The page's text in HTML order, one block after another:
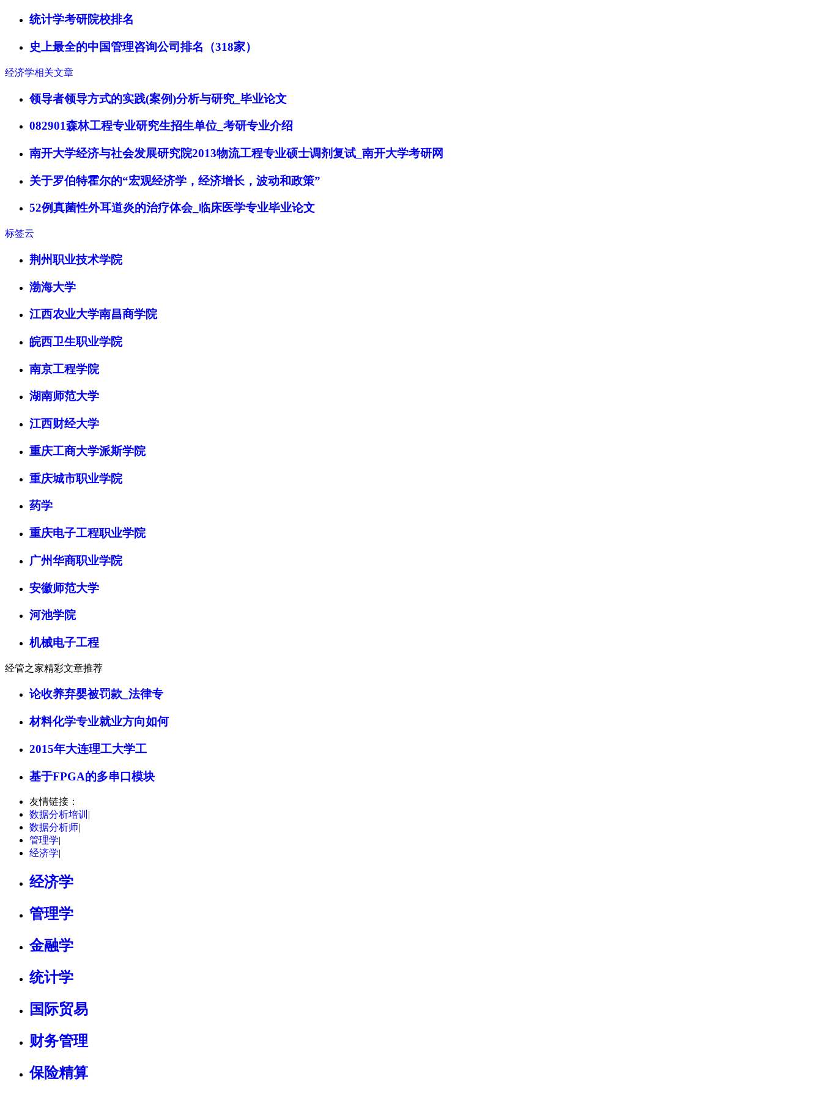
统计学考研院校排名
史上最全的中国管理咨询公司排名（318家）
经济学相关文章
领导者领导方式的实践(案例)分析与研究_毕业论文
082901森林工程专业研究生招生单位_考研专业介绍
南开大学经济与社会发展研究院2013物流工程专业硕士调剂复试_南开大学考研网
关于罗伯特霍尔的“宏观经济学，经济增长，波动和政策”
52例真菌性外耳道炎的治疗体会_临床医学专业毕业论文
标签云
荆州职业技术学院
渤海大学
江西农业大学南昌商学院
皖西卫生职业学院
南京工程学院
湖南师范大学
江西财经大学
重庆工商大学派斯学院
重庆城市职业学院
药学
重庆电子工程职业学院
广州华商职业学院
安徽师范大学
河池学院
机械电子工程
经管之家精彩文章推荐
论收养弃婴被罚款_法律专
材料化学专业就业方向如何
2015年大连理工大学工
基于FPGA的多串口模块
友情链接：
数据分析培训 |
数据分析师|
管理学|
经济学|
经济学
管理学
金融学
统计学
国际贸易
财务管理
保险精算